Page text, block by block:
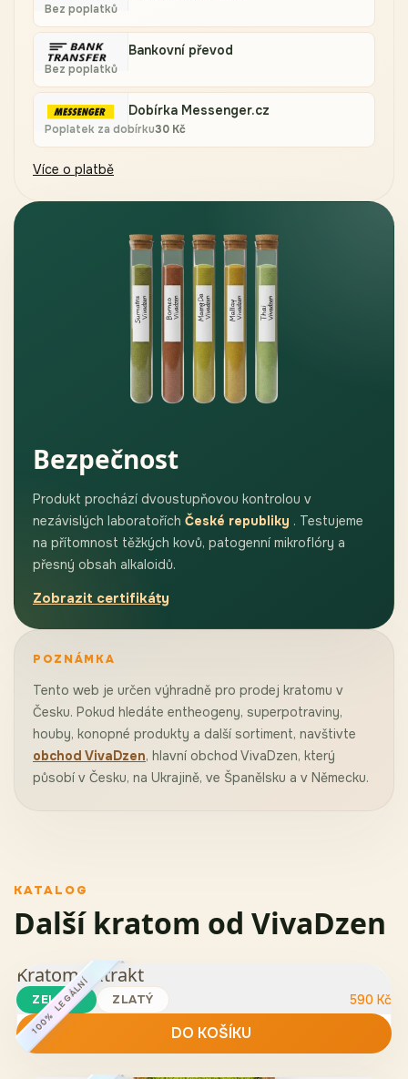
Bez poplatků
Bankovní převod
Bez poplatků
Dobírka Messenger.cz
Poplatek za dobírku30 Kč
Více o platbě
Bezpečnost
Produkt prochází dvoustupňovou kontrolou v
nezávislých laboratořích České republiky . Testujeme
na přítomnost těžkých kovů, patogenní mikroflóry a
přesný obsah alkaloidů.
Zobrazit certifikáty
POZNÁMKA
Tento web je určen výhradně pro prodej kratomu v
Česku. Pokud hledáte entheogeny, superpotraviny,
houby, konopné produkty a další sortiment, navštivte
obchod VivaDzen, hlavní obchod VivaDzen, který
působí v Česku, na Ukrajině, ve Španělsku a v Německu.
KATALOG
Další kratom od VivaDzen
100% LEGÁLNÍ
Kratom Extrakt
ZELENÝ ZLATÝ 590 Kč
DO KOŠÍKU